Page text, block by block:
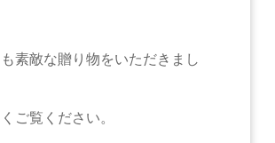
素敵な贈り物をいただきまし
ご覧ください。